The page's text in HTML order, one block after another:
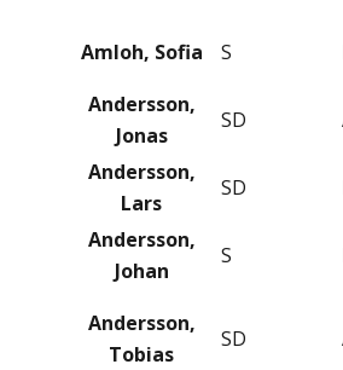
Amloh, Sofia S
Andersson,
Jonas
SD
Andersson,
Lars
SD
Andersson,
Johan
S
Andersson,
Tobias
SD